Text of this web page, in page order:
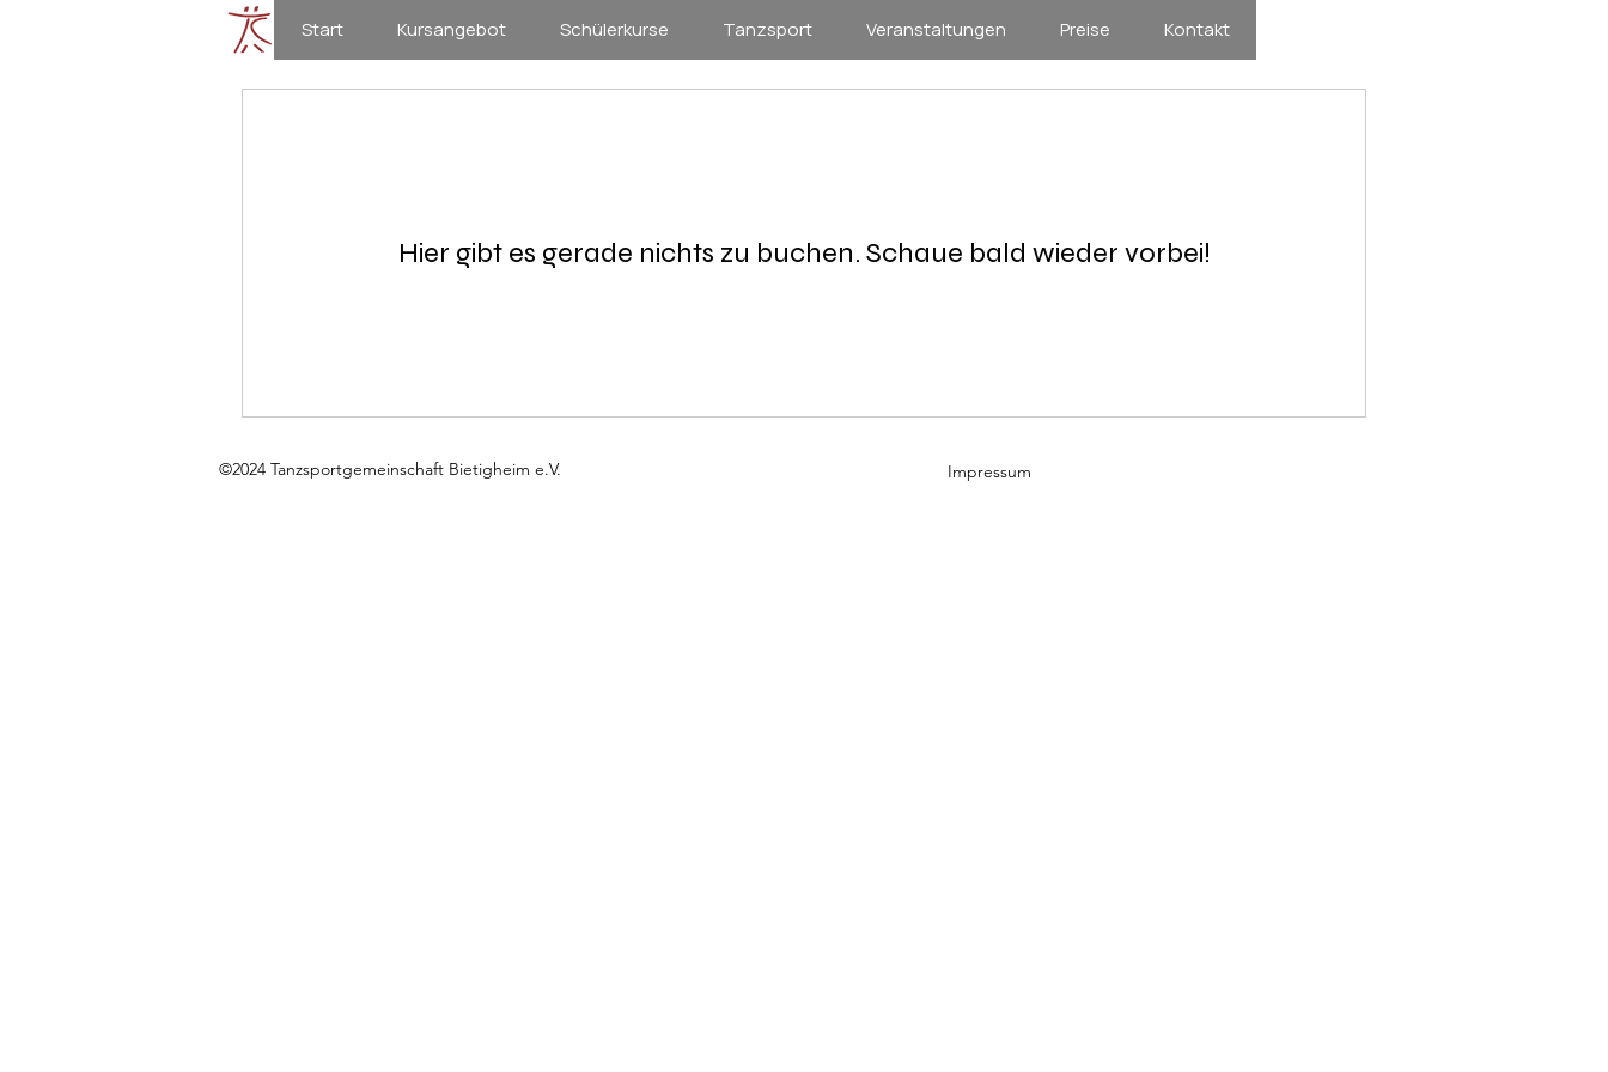
Start Kursangebot Schülerkurse Tanzsport Veranstaltungen Preise Kontakt
Hier gibt es gerade nichts zu buchen. Schaue bald wieder vorbei!
©2024 Tanzsportgemeinschaft Bietigheim e.V. Impressum